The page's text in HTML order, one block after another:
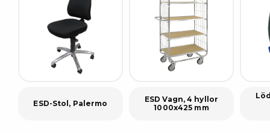
ESD-Stol, Palermo
ESD Vagn, 4 hyllor
1000x425 mm